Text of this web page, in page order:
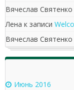
Вячеслав Святенко
Лена к записи
Вячеслав Святенко
Июнь 2016